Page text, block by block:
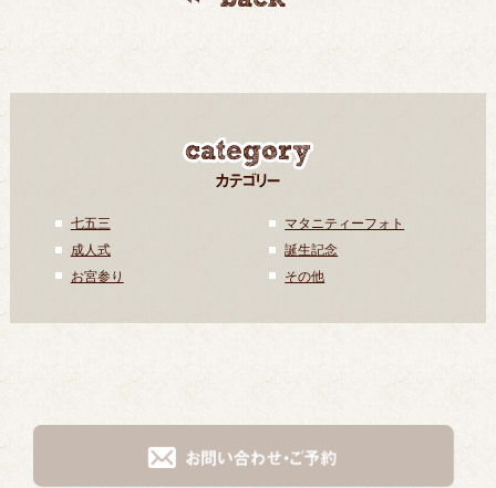
七五三
成人式
お宮参り
マタニティーフォト
誕生記念
その他